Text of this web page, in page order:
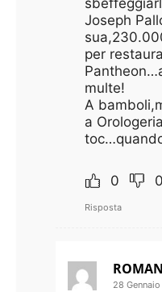
Joseph
per
multe!
A
a
0 0
Risposta
28